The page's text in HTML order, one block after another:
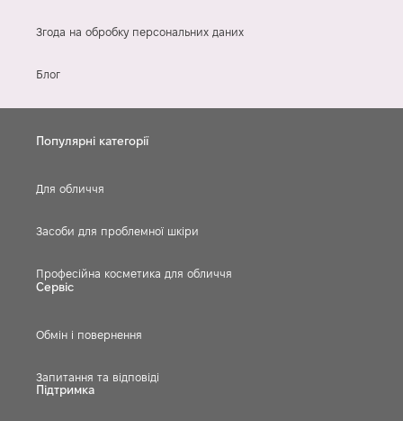
Згода на обробку персональних даних
Блог
Популярні категорії
Для обличчя
Засоби для проблемної шкіри
Професійна косметика для обличчя
Сервіс
Обмін і повернення
Запитання та відповіді
Підтримка